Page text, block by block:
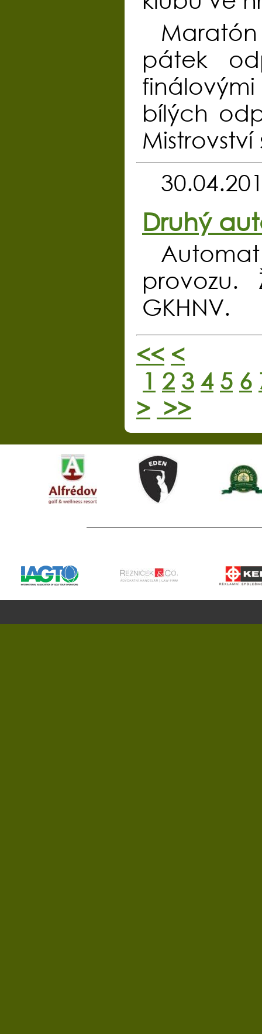
pátek
bílých
Druhý
GKHNV.
<< <
1 2 3 4 5 6
> >>